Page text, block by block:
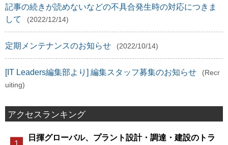
記事の続きが読めないなどの不具合発生時の対応につきま
して
(2022/12/14)
定期メンテナンスのお知らせ (2022/10/14)
[IT Leaders編集部より] 編集スタッフ募集のお知らせ
(Recr
uiting)
アクセスランキング
日揮グローバル、プラント設計・調達・建設のトラ